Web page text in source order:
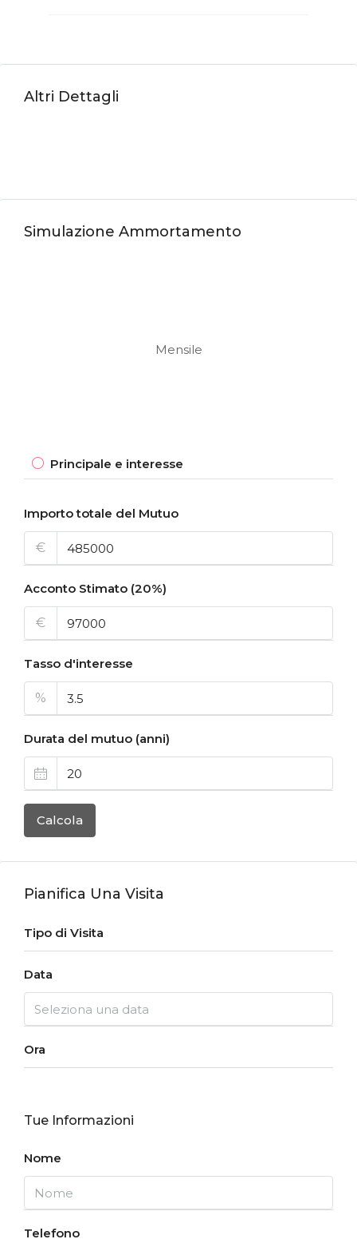
Altri Dettagli
Simulazione Ammortamento
Mensile
Principale e interesse
Importo totale del Mutuo
€
Acconto Stimato (20%)
€
Tasso d'interesse
%
Durata del mutuo (anni)
Calcola
Pianifica Una Visita
Tipo di Visita
Data
Ora
Tue Informazioni
Nome
Telefono